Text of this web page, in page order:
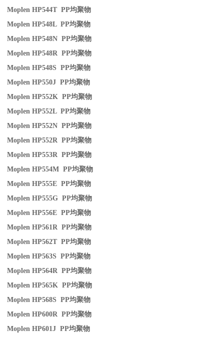
Moplen HP544T PP均聚物
Moplen HP548L PP均聚物
Moplen HP548N PP均聚物
Moplen HP548R PP均聚物
Moplen HP548S PP均聚物
Moplen HP550J PP均聚物
Moplen HP552K PP均聚物
Moplen HP552L PP均聚物
Moplen HP552N PP均聚物
Moplen HP552R PP均聚物
Moplen HP553R PP均聚物
Moplen HP554M PP均聚物
Moplen HP555E PP均聚物
Moplen HP555G PP均聚物
Moplen HP556E PP均聚物
Moplen HP561R PP均聚物
Moplen HP562T PP均聚物
Moplen HP563S PP均聚物
Moplen HP564R PP均聚物
Moplen HP565K PP均聚物
Moplen HP568S PP均聚物
Moplen HP600R PP均聚物
Moplen HP601J PP均聚物